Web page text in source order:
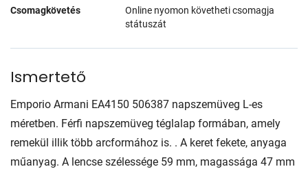
Csomagkövetés
Online nyomon követheti csomagja
státuszát
Ismertető
Emporio Armani EA4150 506387 napszemüveg L-es
méretben. Férfi napszemüveg téglalap formában, amely
remekül illik több arcformához is. . A keret fekete, anyaga
műanyag. A lencse szélessége 59 mm, magassága 47 mm